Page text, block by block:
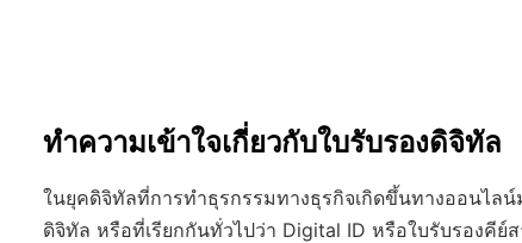
ทำความเข้าใจเกี่ยวกับใบรับรองดิจิทัล
ในยุคดิจิทัลที่การทำธุรกรรมทางธุรกิจเกิดขึ้นทางออนไล
ดิจิทัล หรือที่เรียกกันทั่วไปว่า Digital ID หรือใบรับรองคี